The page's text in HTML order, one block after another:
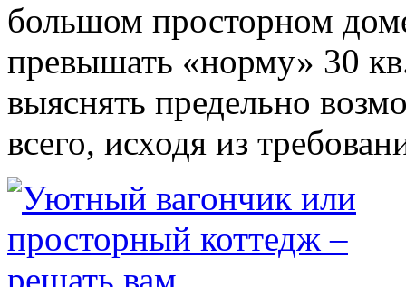
большом просторном
превышать «норму» 30
выяснять предельно
всего, исходя из